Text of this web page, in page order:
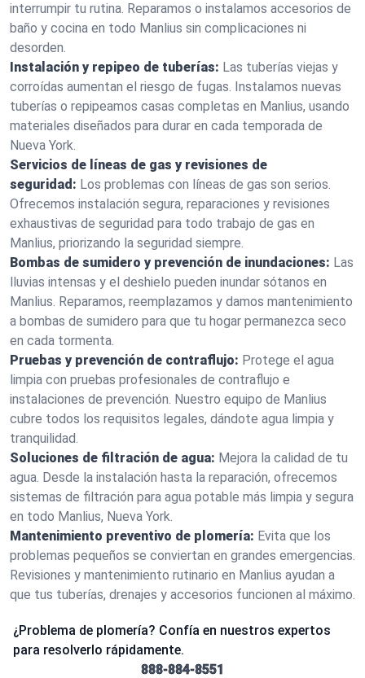
interrumpir tu rutina. Reparamos o instalamos accesorios de
baño y cocina en todo Manlius sin complicaciones ni
desorden.
Instalación y repipeo de tuberías: Las tuberías viejas y
corroídas aumentan el riesgo de fugas. Instalamos nuevas
tuberías o repipeamos casas completas en Manlius, usando
materiales diseñados para durar en cada temporada de
Nueva York.
Servicios de líneas de gas y revisiones de
seguridad: Los problemas con líneas de gas son serios.
Ofrecemos instalación segura, reparaciones y revisiones
exhaustivas de seguridad para todo trabajo de gas en
Manlius, priorizando la seguridad siempre.
Bombas de sumidero y prevención de inundaciones: Las
lluvias intensas y el deshielo pueden inundar sótanos en
Manlius. Reparamos, reemplazamos y damos mantenimiento
a bombas de sumidero para que tu hogar permanezca seco
en cada tormenta.
Pruebas y prevención de contraflujo: Protege el agua
limpia con pruebas profesionales de contraflujo e
instalaciones de prevención. Nuestro equipo de Manlius
cubre todos los requisitos legales, dándote agua limpia y
tranquilidad.
Soluciones de filtración de agua: Mejora la calidad de tu
agua. Desde la instalación hasta la reparación, ofrecemos
sistemas de filtración para agua potable más limpia y segura
en todo Manlius, Nueva York.
Mantenimiento preventivo de plomería: Evita que los
problemas pequeños se conviertan en grandes emergencias.
Revisiones y mantenimiento rutinario en Manlius ayudan a
que tus tuberías, drenajes y accesorios funcionen al máximo.
¿Problema de plomería? Confía en nuestros expertos
para resolverlo rápidamente.
888-884-8551